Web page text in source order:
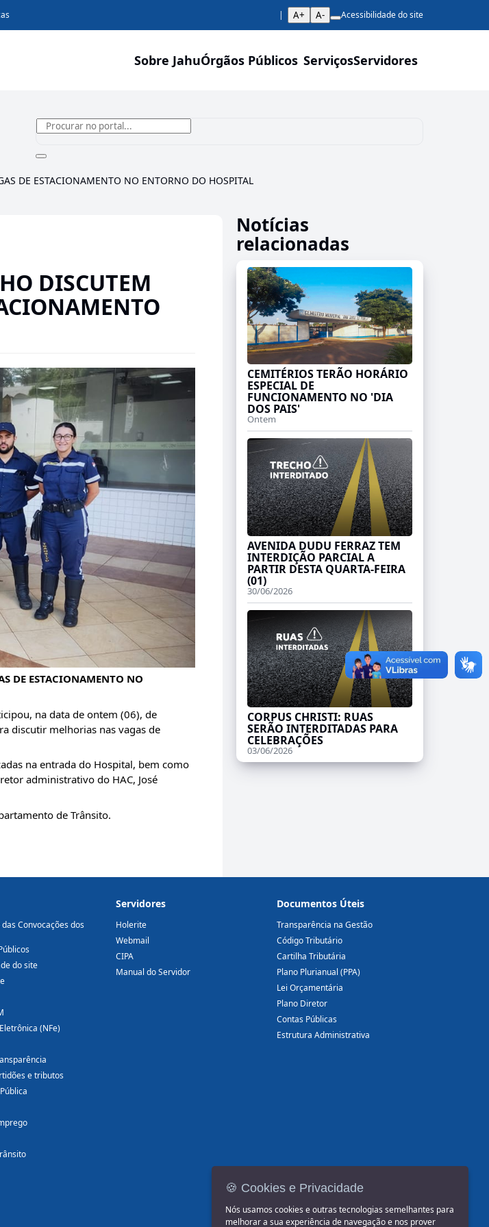
A+ A- Acessibilidade do site
Sobre JahuÓrgãos Públicos ServiçosServidores
DE ESTACIONAMENTO NO ENTORNO DO HOSPITAL
DISCUTEM
DE ESTACIONAMENTO NO
na data de ontem (06), de
discutir melhorias nas vagas de
na entrada do Hospital, bem como
administrativo do HAC, José
de Trânsito.
Notícias
relacionadas
CEMITÉRIOS TERÃO HORÁRIO
ESPECIAL DE
FUNCIONAMENTO NO 'DIA
DOS PAIS'
Ontem
AVENIDA DUDU FERRAZ TEM
INTERDIÇÃO PARCIAL A
PARTIR DESTA QUARTA-FEIRA
(01)
30/06/2026
CORPUS CHRISTI: RUAS
SERÃO INTERDITADAS PARA
CELEBRAÇÕES
03/06/2026
Convocações dos
do site
(NFe)
e tributos
Servidores
Holerite
Webmail
CIPA
Manual do Servidor
Documentos Úteis
Transparência na Gestão
Código Tributário
Cartilha Tributária
Plano Plurianual (PPA)
Lei Orçamentária
Plano Diretor
Contas Públicas
Estrutura Administrativa
🍪 Cookies e Privacidade
Nós usamos cookies e outras tecnologias semelhantes para
melhorar a sua experiência de navegação e nos prover